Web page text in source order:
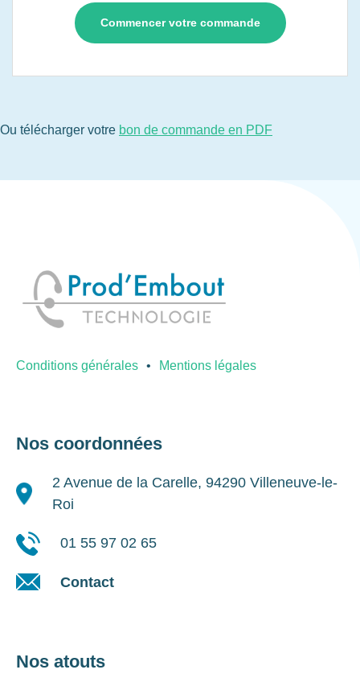
Ou télécharger votre bon de commande en PDF
Conditions générales Mentions légales
Nos coordonnées
2 Avenue de la Carelle, 94290 Villeneuve-le-
Roi
01 55 97 02 65
Contact
Nos atouts